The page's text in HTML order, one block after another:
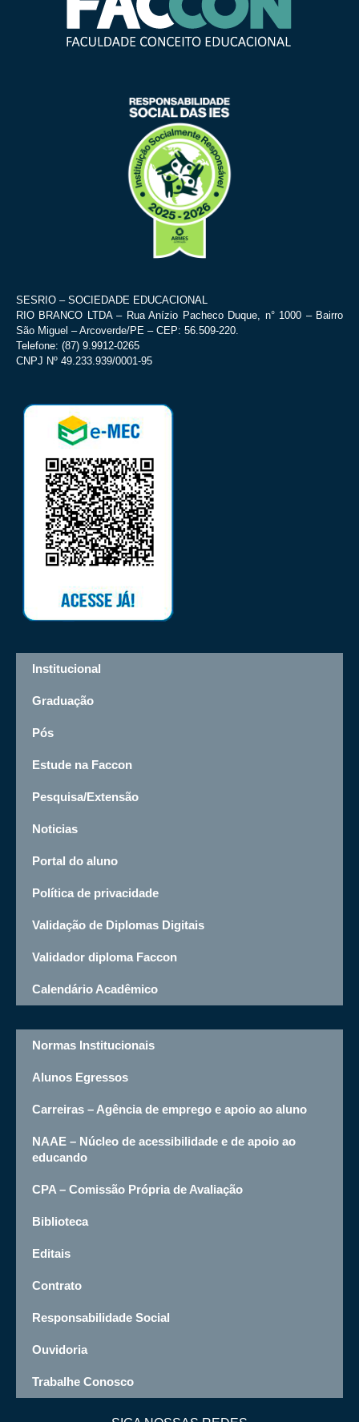
SESRIO – SOCIEDADE EDUCACIONAL
RIO BRANCO LTDA – Rua Anízio Pacheco Duque, n° 1000 – Bairro
São Miguel – Arcoverde/PE – CEP: 56.509-220.
Telefone: (87) 9.9912-0265
CNPJ Nº 49.233.939/0001-95
Institucional
Graduação
Pós
Estude na Faccon
Pesquisa/Extensão
Noticias
Portal do aluno
Política de privacidade
Validação de Diplomas Digitais
Validador diploma Faccon
Calendário Acadêmico
Normas Institucionais
Alunos Egressos
Carreiras – Agência de emprego e apoio ao aluno
NAAE – Núcleo de acessibilidade e de apoio ao
educando
CPA – Comissão Própria de Avaliação
Biblioteca
Editais
Contrato
Responsabilidade Social
Ouvidoria
Trabalhe Conosco